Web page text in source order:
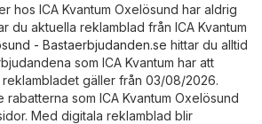
hos ICA Kvantum Oxelösund har aldrig
du aktuella reklamblad från ICA Kvantum
- Bastaerbjudanden.se hittar du alltid
som ICA Kvantum har att
gäller från 03/08/2026.
rabatterna som ICA Kvantum Oxelösund
Med digitala reklamblad blir